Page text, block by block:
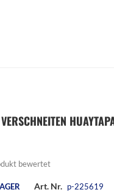
bewertet
Art. Nr. p-225619